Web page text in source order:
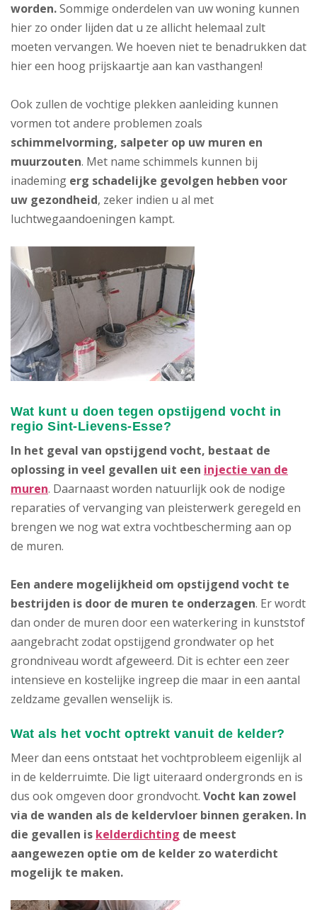
worden.Sommige onderdelen van uw woning kunnen
hier zo onder lijden dat u ze allicht helemaal zult
moeten vervangen. We hoeven niet te benadrukken dat
hier een hoog prijskaartje aan kan vasthangen!
Ook zullen de vochtige plekken aanleiding kunnen
vormen tot andere problemen zoals
schimmelvorming, salpeter op uw muren en
muurzouten. Met name schimmels kunnen bij
inademing erg schadelijke gevolgen hebben voor
uw gezondheid, zeker indien u al met
luchtwegaandoeningen kampt.
Wat kunt u doen tegen opstijgend vocht in
regio Sint-Lievens-Esse?
In het geval van opstijgend vocht, bestaat de
oplossing in veel gevallen uit een injectie van de
muren. Daarnaast worden natuurlijk ook de nodige
reparaties of vervanging van pleisterwerk geregeld en
brengen we nog wat extra vochtbescherming aan op
de muren.
Een andere mogelijkheid om opstijgend vocht te
bestrijden is door de muren te onderzagen. Er wordt
dan onder de muren door een waterkering in kunststof
aangebracht zodat opstijgend grondwater op het
grondniveau wordt afgeweerd. Dit is echter een zeer
intensieve en kostelijke ingreep die maar in een aantal
zeldzame gevallen wenselijk is.
Wat als het vocht optrekt vanuit de kelder?
Meer dan eens ontstaat het vochtprobleem eigenlijk al
in de kelderruimte. Die ligt uiteraard ondergronds en is
dus ook omgeven door grondvocht. Vocht kan zowel
via de wanden als de keldervloer binnen geraken. In
die gevallen is kelderdichting de meest
aangewezen optie om de kelder zo waterdicht
mogelijk te maken.